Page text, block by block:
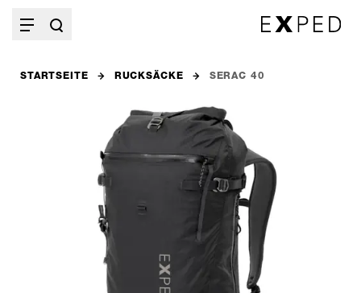
STARTSEITE RUCKSÄCKE SERAC 40